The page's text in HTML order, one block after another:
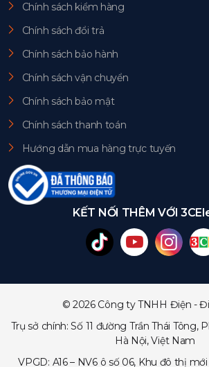
Chính sách kiểm hàng
Chính sách đổi trả
Chính sách bảo hành
Chính sách vận chuyển
Chính sách bảo mật
Chính sách thanh toán
Hướng dẫn mua hàng trực tuyến
KẾT NỐI THÊM VỚI
© 2026 Công ty TNHH Điện -
Trụ sở chính: Số 11 đường Trần Thái Tông,
Hà Nội, Việt Nam
VPGD: A16 – NV6 ô số 06, Khu đô thị